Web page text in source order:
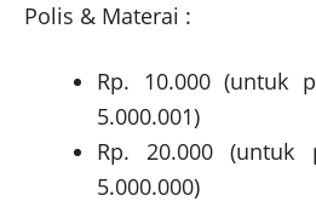
Polis & Materai :
Rp. 10.000 (untuk
5.000.001)
Rp. 20.000
5.000.000)